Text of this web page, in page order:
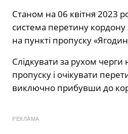
Станом на 06 квітня 2023
система перетину
на пункті пропуску
Слідкувати за рухом черги
пропуску і очікувати
виключно прибувши до
РЕКЛАМА